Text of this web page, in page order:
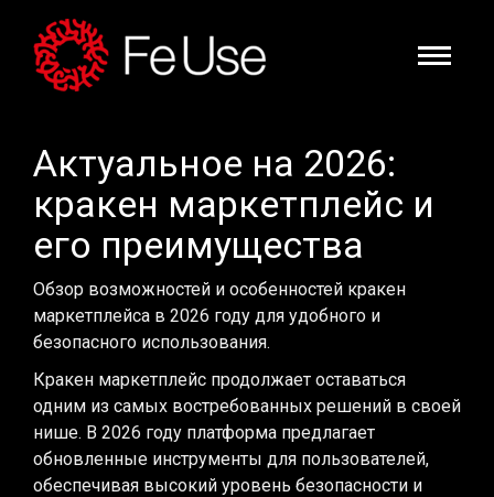
Актуальное на 2026:
кракен маркетплейс и
его преимущества
Обзор возможностей и особенностей кракен
маркетплейса в 2026 году для удобного и
безопасного использования.
Кракен маркетплейс продолжает оставаться
одним из самых востребованных решений в своей
нише. В 2026 году платформа предлагает
обновленные инструменты для пользователей,
обеспечивая высокий уровень безопасности и